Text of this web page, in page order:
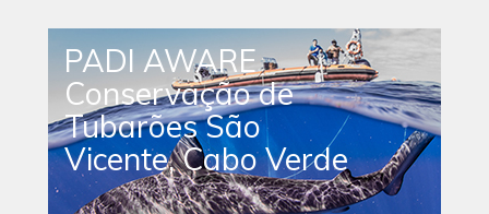
PADI AWARE
Conservação de
Tubarões São
Vicente, Cabo Verde